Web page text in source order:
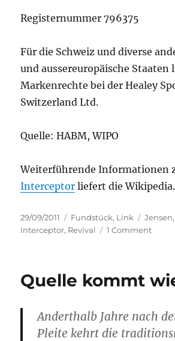
Registernummer 796375
Für die Schweiz und diverse
und aussereuropäische Staaten
Markenrechte bei der Healey
Switzerland Ltd.
Quelle: HABM, WIPO
Weiterführende Informationen
Interceptor liefert die Wikipedia.
Posted
on
29/09/2011 Categories
Fundstück, Link Tags
Jensen
Interceptor, Revival 1 Commenton
Quelle kommt
Anderthalb Jahre nach
Pleite kehrt die